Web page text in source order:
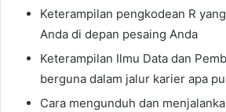
Keterampilan pengkodean R
Anda di depan pesaing Anda
Keterampilan Ilmu Data dan
berguna dalam jalur karier apa
Cara mengunduh dan